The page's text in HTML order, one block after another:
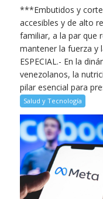
***Embutidos y
accesibles y de alto
familiar, a la par que
mantener la fuerza y
ESPECIAL.- En la
venezolanos, la
pilar esencial para
Salud y Tecnología